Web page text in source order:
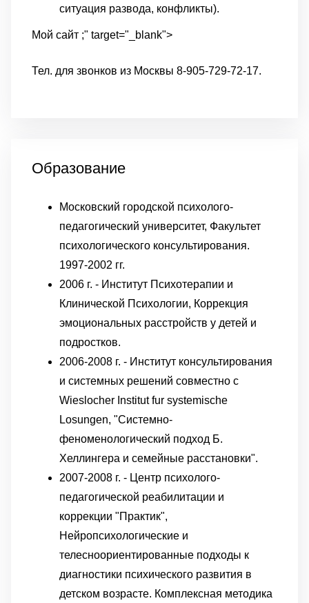
ситуация развода, конфликты).
Мой сайт ;" target="_blank">
Тел. для звонков из Москвы 8-905-729-72-17.
Образование
Московский городской психолого-
педагогический университет, Факультет
психологического консультирования.
1997-2002 гг.
2006 г. - Институт Психотерапии и
Клинической Психологии, Коррекция
эмоциональных расстройств у детей и
подростков.
2006-2008 г. - Институт консультирования
и системных решений совместно с
Wieslocher Institut fur systemische
Losungen, "Системно-
феноменологический подход Б.
Хеллингера и семейные расстановки".
2007-2008 г. - Центр психолого-
педагогической реабилитации и
коррекции "Практик",
Нейропсихологические и
телесноориентированные подходы к
диагностики психического развития в
детском возрасте. Комплексная методика